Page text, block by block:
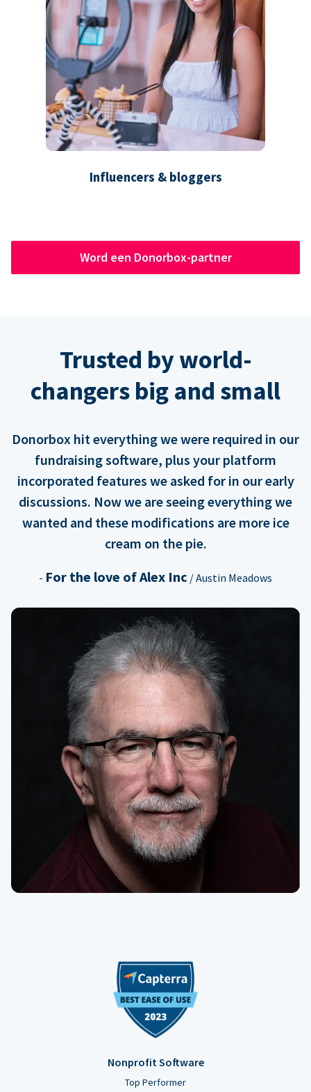
Influencers & bloggers
Word een Donorbox-partner
Trusted by world-
changers big and small
Donorbox hit everything we were required in our
fundraising software, plus your platform
incorporated features we asked for in our early
discussions. Now we are seeing everything we
wanted and these modifications are more ice
cream on the pie.
- For the love of Alex Inc / Austin Meadows
Nonprofit Software
Top Performer